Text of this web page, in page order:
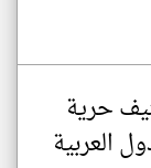
حرية
العربية